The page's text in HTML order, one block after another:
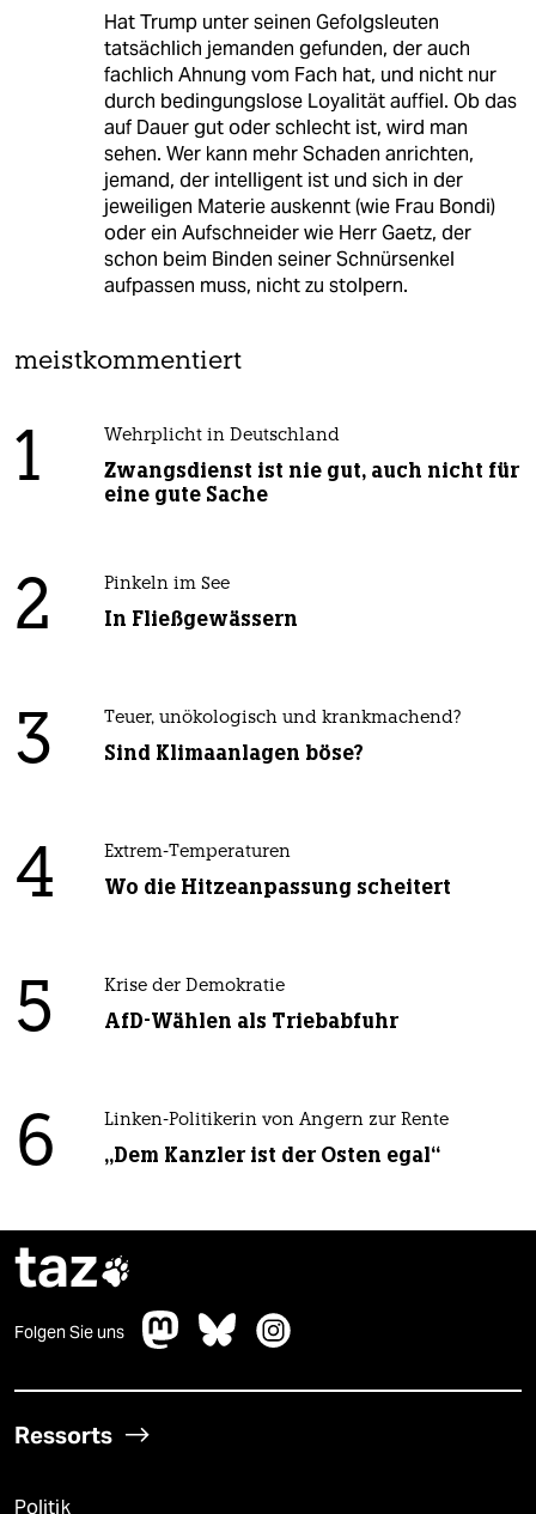
Hat Trump unter seinen Gefolgsleuten
tatsächlich jemanden gefunden, der auch
fachlich Ahnung vom Fach hat, und nicht nur
durch bedingungslose Loyalität auffiel. Ob das
auf Dauer gut oder schlecht ist, wird man
sehen. Wer kann mehr Schaden anrichten,
jemand, der intelligent ist und sich in der
jeweiligen Materie auskennt (wie Frau Bondi)
oder ein Aufschneider wie Herr Gaetz, der
schon beim Binden seiner Schnürsenkel
aufpassen muss, nicht zu stolpern.
meistkommentiert
1 Wehrplicht in Deutschland
Zwangsdienst ist nie gut, auch nicht für
eine gute Sache
2 Pinkeln im See
In Fließgewässern
3 Teuer, unökologisch und krankmachend?
Sind Klimaanlagen böse?
4 Extrem-Temperaturen
Wo die Hitzeanpassung scheitert
5 Krise der Demokratie
AfD-Wählen als Triebabfuhr
6 Linken-Politikerin von Angern zur Rente
„Dem Kanzler ist der Osten egal“
taz
Folgen Sie uns
Ressorts
Politik